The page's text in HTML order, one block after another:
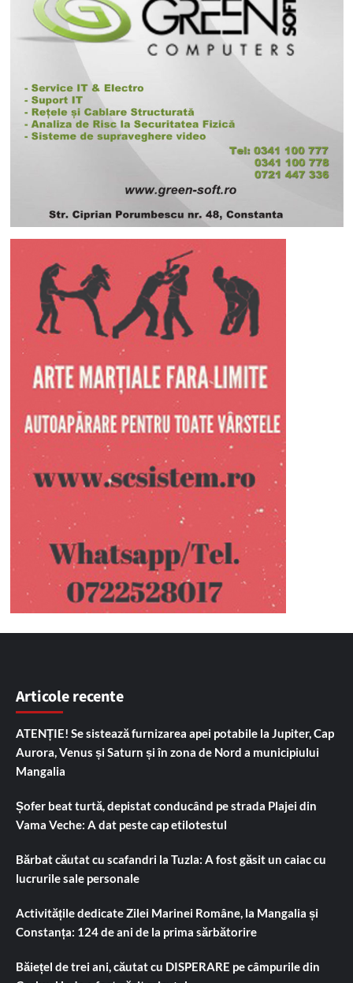
Articole recente
ATENȚIE! Se sistează furnizarea apei potabile la Jupiter, Cap
Aurora, Venus și Saturn și în zona de Nord a municipiului
Mangalia
Șofer beat turtă, depistat conducând pe strada Plajei din
Vama Veche: A dat peste cap etilotestul
Bărbat căutat cu scafandri la Tuzla: A fost găsit un caiac cu
lucrurile sale personale
Activitățile dedicate Zilei Marinei Române, la Mangalia și
Constanța: 124 de ani de la prima sărbătorire
Băiețel de trei ani, căutat cu DISPERARE pe câmpurile din